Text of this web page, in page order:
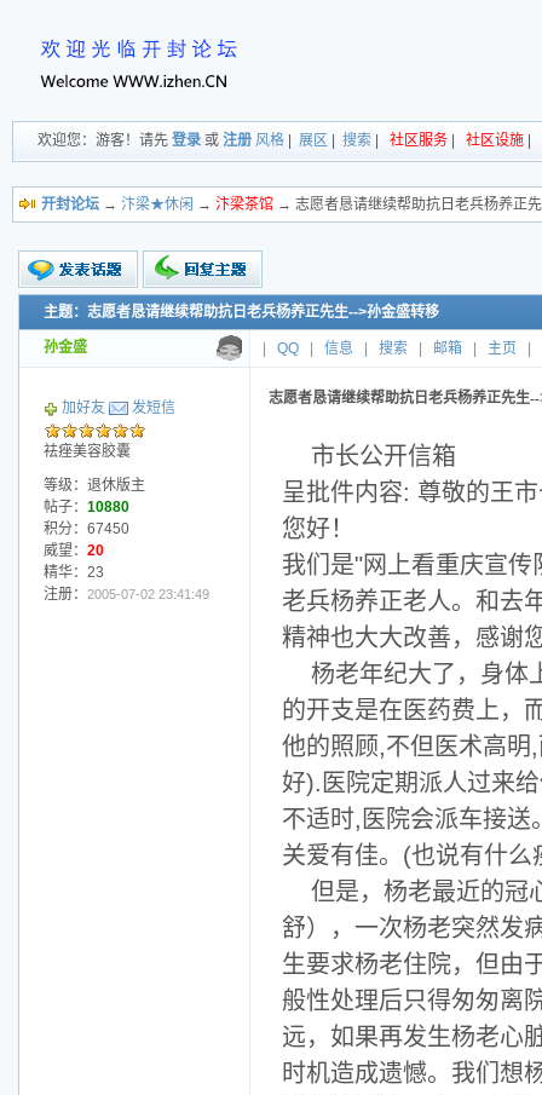
欢迎您：游客！请先 登录 或 注册 风格 展区 搜索 社区服务 社区设施
开封论坛 → 汴梁★休闲 → 汴梁茶馆 → 志愿者恳请继续帮助抗日老兵杨养正
新的主题
投票帖
交易帖
主题：志愿者恳请继续帮助抗日老兵杨养正先生-->孙金盛转移
孙金盛 QQ 信息 搜索 邮箱 主页
加好友 发短信
祛痤美容胶囊
等级：退休版主
帖子： 10880
积分：67450
威望： 20
精华：23
注册： 2005-07-02 23:41:49
志愿者恳请继续帮助抗日老兵杨养正先生
市长公开信箱
呈批件内容: 尊敬的王
您好！
我们是"网上看重庆宣
老兵杨养正老人。和去
精神也大大改善，感谢
杨老年纪大了，身体
的开支是在医药费上，
他的照顾,不但医术高明
好).医院定期派人过来
不适时,医院会派车接送
关爱有佳。(也说有什
但是，杨老最近的冠
舒），一次杨老突然发
生要求杨老住院，但由
般性处理后只得匆匆离
远，如果再发生杨老心
时机造成遗憾。我们想